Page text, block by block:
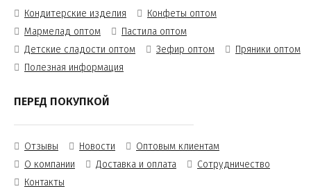
Кондитерские изделия
Конфеты оптом
Мармелад оптом
Пастила оптом
Детские сладости оптом
Зефир оптом
Пряники оптом
Полезная информация
ПЕРЕД ПОКУПКОЙ
Отзывы Новости
Оптовым клиентам
О компании
Доставка и оплата
Сотрудничество
Контакты